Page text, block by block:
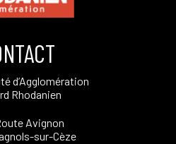
d’Agglomération
Rhodanien
Avignon
sur-Cèze